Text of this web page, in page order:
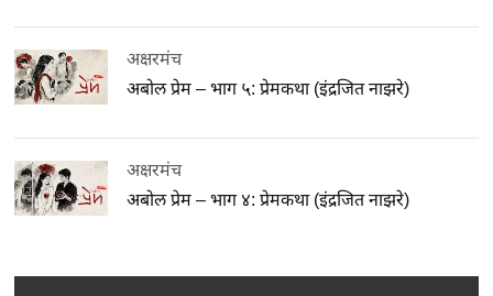
अक्षरमंच
अबोल प्रेम – भाग ५: प्रेमकथा (इंद्रजित नाझरे)
अक्षरमंच
अबोल प्रेम – भाग ४: प्रेमकथा (इंद्रजित नाझरे)